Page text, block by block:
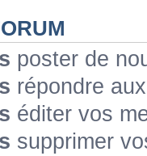
poster de
répondre
éditer vos
supprimer